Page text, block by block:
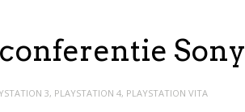
Sony
3, PLAYSTATION 4, PLAYSTATION VITA